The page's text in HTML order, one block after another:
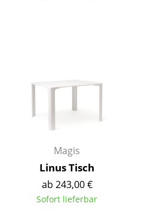
Kleinaufbewahrung
Einzelteile
... alle Aufbewahrungsmöbel
Licht
Magis
Linus Tisch
ab 243,00 €
Sofort lieferbar